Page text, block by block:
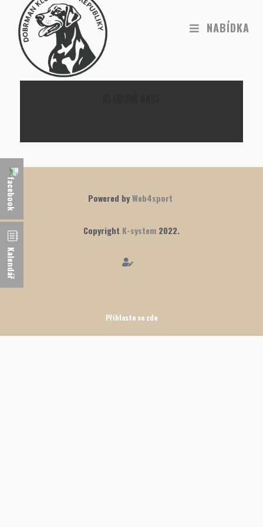
NABÍDKA
Powered byWeb4sport
Copyright K-system 2022.
Přihlaste se zde
Kalendář